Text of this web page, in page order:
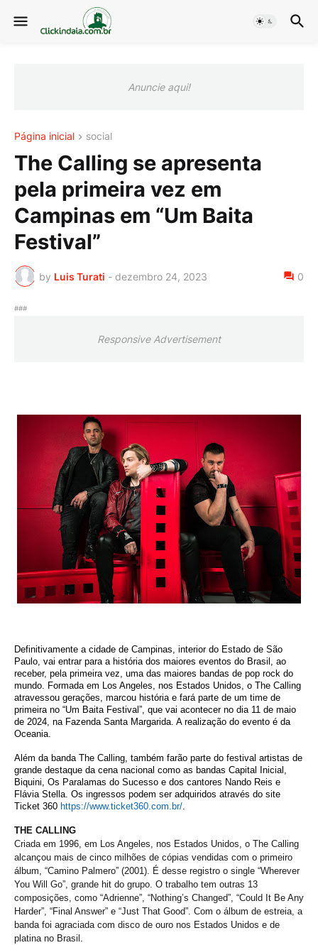
Anuncie aqui!
Página inicial social
The Calling se apresenta
pela primeira vez em
Campinas em “Um Baita
Festival”
by Luis Turati - dezembro 24, 2023 0
###
Responsive Advertisement
Definitivamente a cidade de Campinas, interior do Estado de São
Paulo, vai entrar para a história dos maiores eventos do Brasil, ao
receber, pela primeira vez, uma das maiores bandas de pop rock do
mundo. Formada em Los Angeles, nos Estados Unidos, o The Calling
atravessou gerações, marcou história e fará parte de um time de
primeira no “Um Baita Festival”, que vai acontecer no dia 11 de maio
de 2024, na Fazenda Santa Margarida. A realização do evento é da
Oceania.
Além da banda The Calling, também farão parte do festival artistas de
grande destaque da cena nacional como as bandas Capital Inicial,
Biquini, Os Paralamas do Sucesso e dos cantores Nando Reis e
Flávia Stella. Os ingressos podem ser adquiridos através do site
Ticket 360 https://www.ticket360.com.br/.
THE CALLING
Criada em 1996, em Los Angeles, nos Estados Unidos, o The Calling
alcançou mais de cinco milhões de cópias vendidas com o primeiro
álbum, “Camino Palmero” (2001). É desse registro o single “Wherever
You Will Go”, grande hit do grupo. O trabalho tem outras 13
composições, como “Adrienne”, “Nothing’s Changed”, “Could It Be Any
Harder”, “Final Answer” e “Just That Good”. Com o álbum de estreia, a
banda foi agraciada com disco de ouro nos Estados Unidos e de
platina no Brasil.